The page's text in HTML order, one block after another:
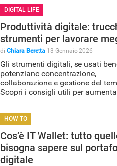
DIGITAL LIFE
Produttività digitale:
strumenti per lavorare
di Chiara Beretta 13 Gennaio 2026
Gli strumenti digitali, se usati
potenziano concentrazione,
collaborazione e gestione del
Scopri i consigli utili per
HOW TO
Cos’è IT Wallet: tutto
bisogna sapere sul
digitale